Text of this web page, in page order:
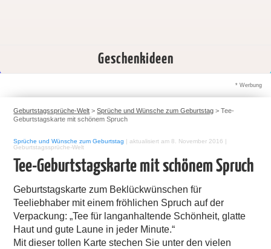
Geschenkideen
* Werbung
Geburtstagssprüche-Welt >Sprüche und Wünsche zum Geburtstag >Tee-
Geburtstagskarte mit schönem Spruch
Sprüche und Wünsche zum Geburtstag aktualisiert am 8. November 2016
Geburtstagssprüche-Welt
Tee-Geburtstagskarte mit schönem Spruch
Geburtstagskarte zum Beklückwünschen für
Teeliebhaber mit einem fröhlichen Spruch auf der
Verpackung: „Tee für langanhaltende Schönheit, glatte
Haut und gute Laune in jeder Minute.“
Mit dieser tollen Karte stechen Sie unter den vielen